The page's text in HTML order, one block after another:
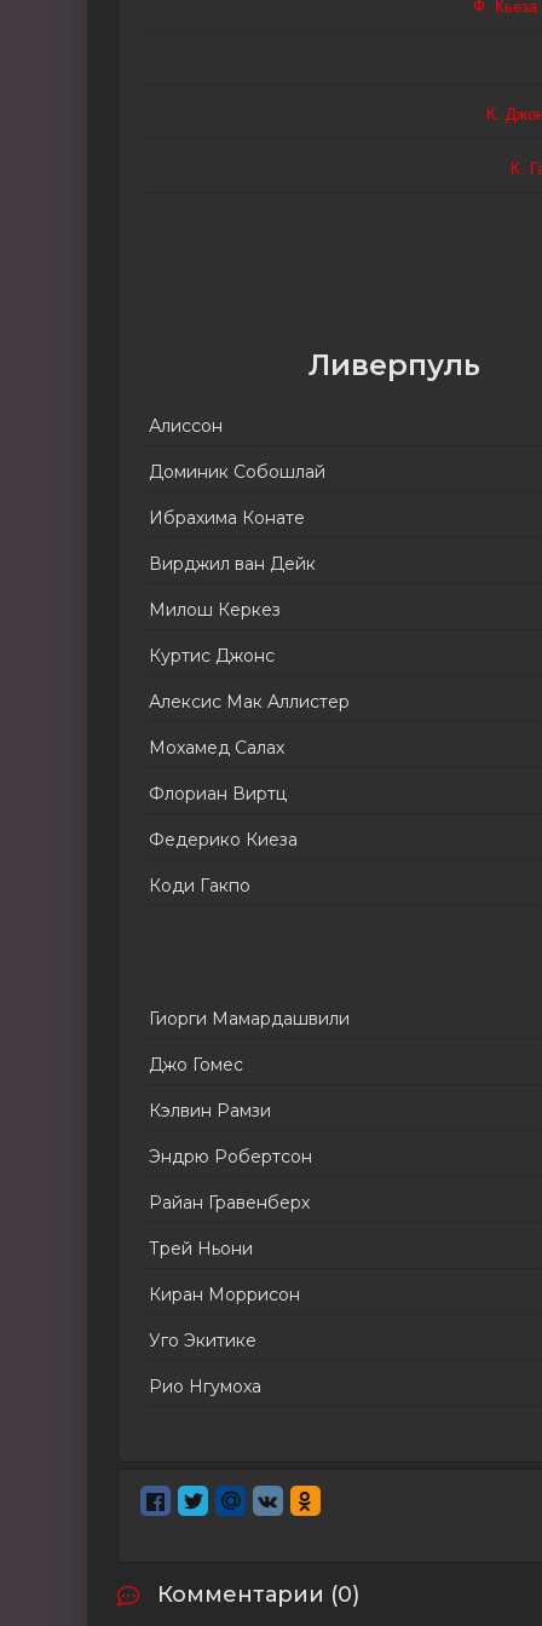
Ф. Кьеза
К.
К.
Ливерпуль
Алиссон
Доминик Собошлай
Ибрахима Конате
Вирджил ван Дейк
Милош Керкез
Куртис Джонс
Алексис Мак Аллистер
Мохамед Салах
Флориан Виртц
Федерико Киеза
Коди Гакпо
Гиорги Мамардашвили
Джо Гомес
Кэлвин Рамзи
Эндрю Робертсон
Райан Гравенберх
Трей Ньони
Киран Моррисон
Уго Экитике
Рио Нгумоха
Комментарии (0)